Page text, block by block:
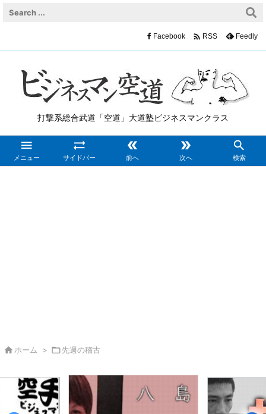
打撃系総合武道「空道」大道塾ビジネスマンクラス

メニュー

サイドバー

前へ

次へ

検索
Facebook  RSS Feedly
 ホーム > 先週の稽古